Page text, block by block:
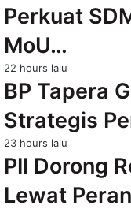
Perkuat
MoU…
22 hours lalu
BP Tapera
Strategis
23 hours lalu
PII Dorong
Lewat